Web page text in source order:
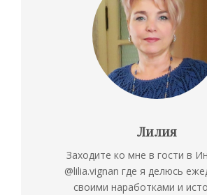
Лилия
Заходите ко мне в гости в
@lilia.vignan где я делюсь
своими наработками и